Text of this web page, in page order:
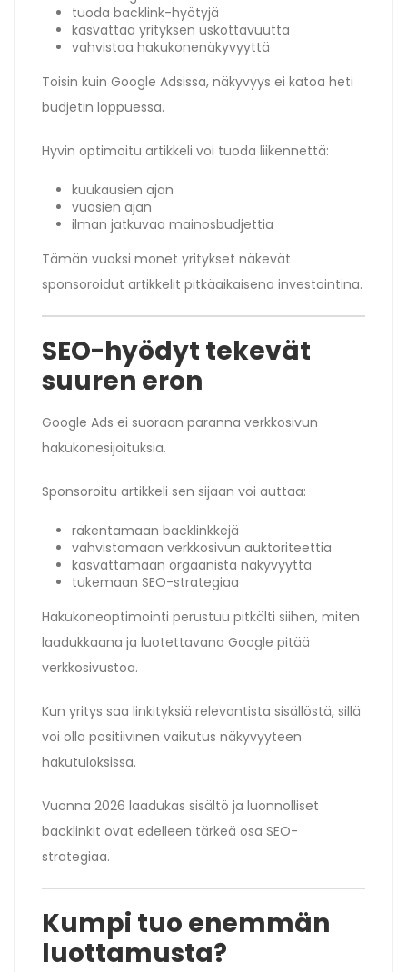
tuoda backlink-hyötyjä
kasvattaa yrityksen uskottavuutta
vahvistaa hakukonenäkyvyyttä
Toisin kuin Google Adsissa, näkyvyys ei katoa heti
budjetin loppuessa.
Hyvin optimoitu artikkeli voi tuoda liikennettä:
kuukausien ajan
vuosien ajan
ilman jatkuvaa mainosbudjettia
Tämän vuoksi monet yritykset näkevät
sponsoroidut artikkelit pitkäaikaisena investointina.
SEO-hyödyt tekevät
suuren eron
Google Ads ei suoraan paranna verkkosivun
hakukonesijoituksia.
Sponsoroitu artikkeli sen sijaan voi auttaa:
rakentamaan backlinkkejä
vahvistamaan verkkosivun auktoriteettia
kasvattamaan orgaanista näkyvyyttä
tukemaan SEO-strategiaa
Hakukoneoptimointi perustuu pitkälti siihen, miten
laadukkaana ja luotettavana Google pitää
verkkosivustoa.
Kun yritys saa linkityksiä relevantista sisällöstä, sillä
voi olla positiivinen vaikutus näkyvyyteen
hakutuloksissa.
Vuonna 2026 laadukas sisältö ja luonnolliset
backlinkit ovat edelleen tärkeä osa SEO-
strategiaa.
Kumpi tuo enemmän
luottamusta?